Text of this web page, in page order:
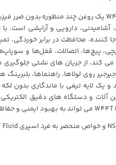
آشامیدنی، دارویی و آرایشی است.
پیچ‌ها، اتصالات، قفل‌ها و
روی لولاها، راهنماها،
و یک لایه تیغی با ماندگاری بدون